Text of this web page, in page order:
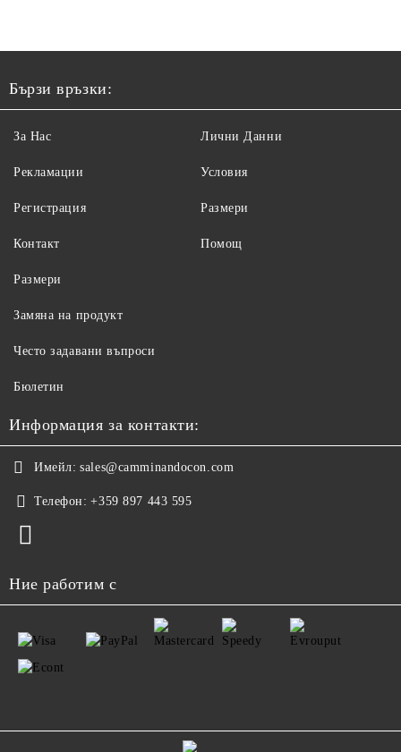
Бързи връзки:
За Нас
Рекламации
Регистрация
Контакт
Лични Данни
Условия
Размери
Помощ
Размери
Замяна на продукт
Често задавани въпроси
Бюлетин
Информация за контакти:
Имейл: sales@camminandocon.com
Телефон: +359 897 443 595
Ние работим с